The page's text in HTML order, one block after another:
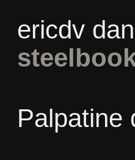
ericdv
Palpatine